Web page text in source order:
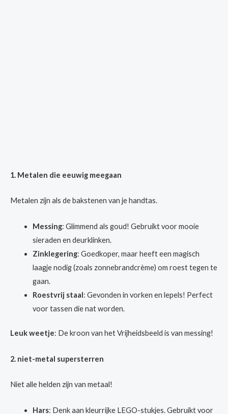
1. Metalen die eeuwig meegaan
Metalen zijn als de bakstenen van je handtas.
Messing: Glimmend als goud! Gebruikt voor mooie
sieraden en deurklinken.
Zinklegering: Goedkoper, maar heeft een magisch
laagje nodig (zoals zonnebrandcrème) om roest tegen te
gaan.
Roestvrij staal: Gevonden in vorken en lepels! Perfect
voor tassen die nat worden.
Leuk weetje: De kroon van het Vrijheidsbeeld is van messing!
2. niet-metal supersterren
Niet alle helden zijn van metaal!
Hars: Denk aan kleurrijke LEGO-stukjes. Gebruikt voor